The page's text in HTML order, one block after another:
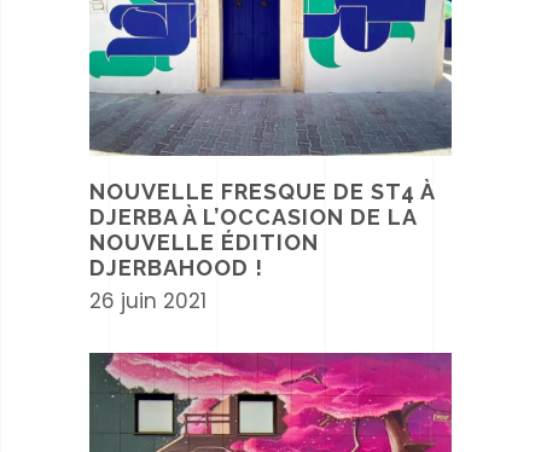
NOUVELLE FRESQUE DE ST4 À
DJERBA À L’OCCASION DE LA
NOUVELLE ÉDITION
DJERBAHOOD !
26 juin 2021